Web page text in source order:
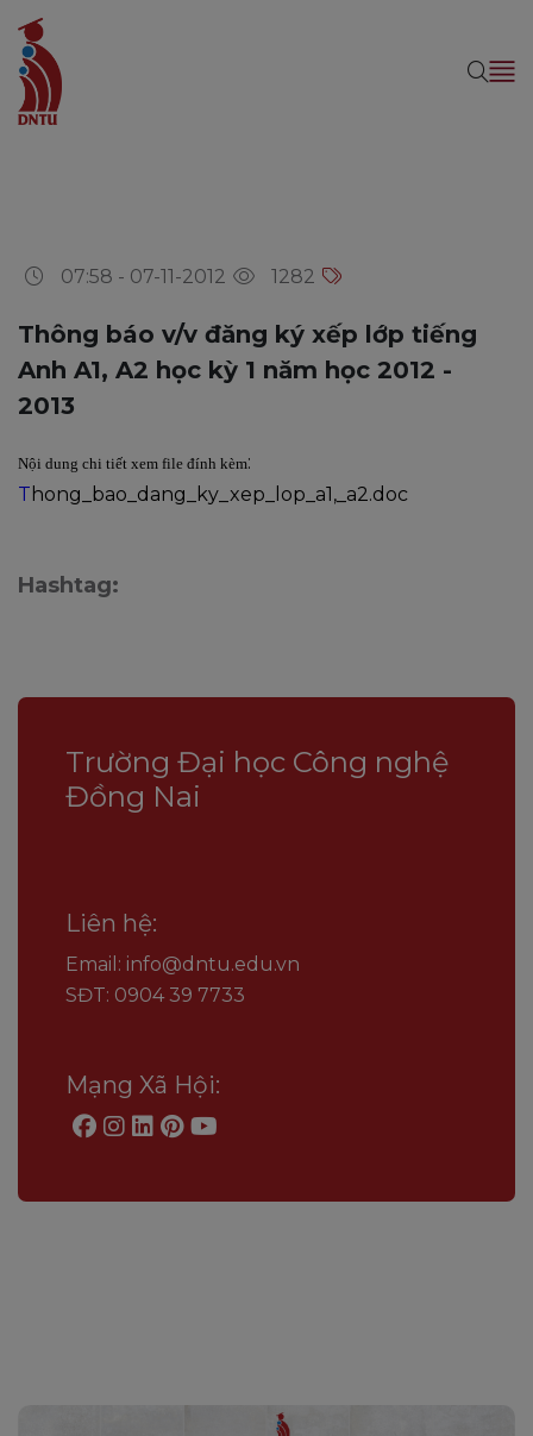
07:58 - 07-11-2012 1282
Thông báo v/v đăng ký xếp lớp tiếng
Anh A1, A2 học kỳ 1 năm học 2012 -
2013
Nội dung chi tiết xem file đính kèm:
T hong_bao_dang_ky_xep_lop_a1,_a2.doc
Hashtag:
Trường Đại học Công nghệ
Đồng Nai
Liên hệ:
Email: info@dntu.edu.vn
SĐT: 0904 39 7733
Mạng Xã Hội: